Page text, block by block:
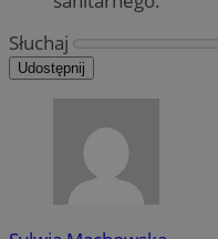
Słuchaj
Udostępnij